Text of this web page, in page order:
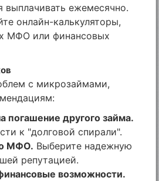
ежемесячно.
онлайн-калькуляторы,
МФО или финансовых
с микрозаймами,
погашение другого займа.
к "долговой спирали".
о МФО. Выберите надежную
репутацией.
возможности.